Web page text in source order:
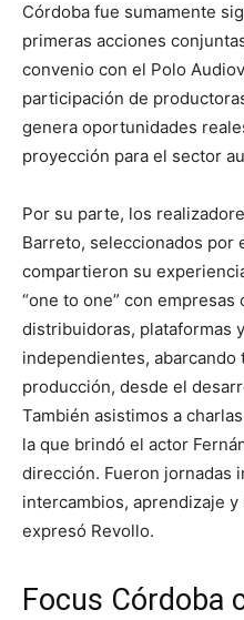
Córdoba fue sumamente
primeras acciones
convenio con el Polo
participación de
genera oportunidades
proyección para el sector
Por su parte, los
Barreto, seleccionados por
compartieron su
“one to one” con empresas
distribuidoras, plataformas
independientes, abarcando
producción, desde el
También asistimos a
la que brindó el actor
dirección. Fueron jornadas
intercambios, aprendizaje
expresó Revollo.
Focus Córdoba